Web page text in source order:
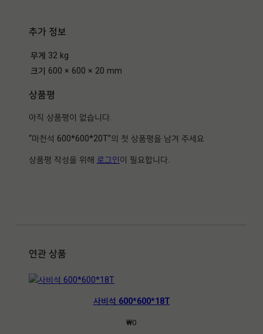
추가 정보
무게
32 kg
크기
600 × 600 × 20 mm
상품평
아직 상품평이 없습니다.
“마천석 600*600*20T”의 첫 상품평을 남겨 주세요
상품평 작성을 위해 로그인이 필요합니다.
연관 상품
사비석 600*600*18T
₩0